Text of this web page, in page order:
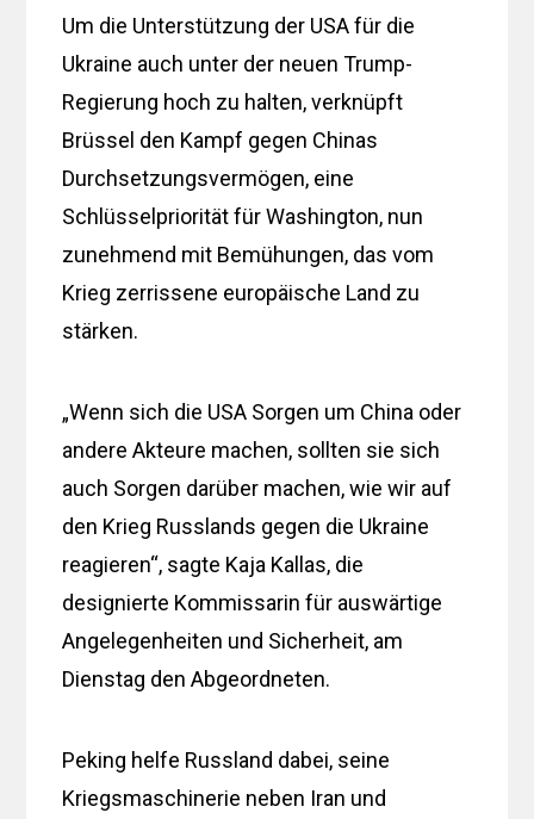
Um die Unterstützung der USA für die
Ukraine auch unter der neuen Trump-
Regierung hoch zu halten, verknüpft
Brüssel den Kampf gegen Chinas
Durchsetzungsvermögen, eine
Schlüsselpriorität für Washington, nun
zunehmend mit Bemühungen, das vom
Krieg zerrissene europäische Land zu
stärken.
„Wenn sich die USA Sorgen um China oder
andere Akteure machen, sollten sie sich
auch Sorgen darüber machen, wie wir auf
den Krieg Russlands gegen die Ukraine
reagieren“, sagte Kaja Kallas, die
designierte Kommissarin für auswärtige
Angelegenheiten und Sicherheit, am
Dienstag den Abgeordneten.
Peking helfe Russland dabei, seine
Kriegsmaschinerie neben Iran und